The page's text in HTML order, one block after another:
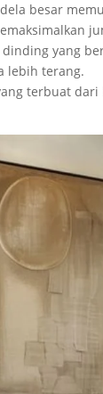
besar
yang
lebih terang.
terbuat